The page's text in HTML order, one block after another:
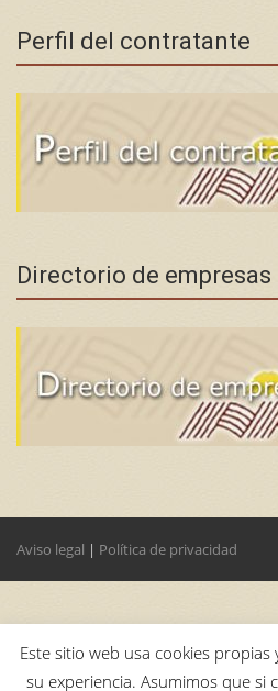
Perfil del contratante
Directorio de empresas
Aviso legal | Política de privacidad
Este sitio web usa cookies
su experiencia. Asumimos que si